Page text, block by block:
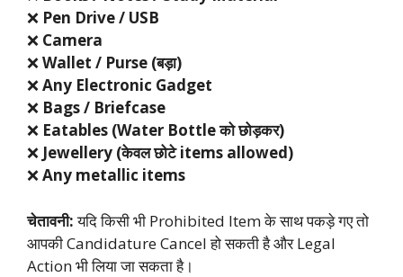
❌ Pen Drive / USB
❌ Camera
❌Wallet / Purse (बड़ा)
❌Any Electronic Gadget
❌ Bags / Briefcase
❌ Eatables (Water Bottle को छोड़कर)
❌ Jewellery (केवल छोटे items allowed)
❌Any metallic items
चेतावनी:यदि किसी भी Prohibited Item के साथ पकड़े गए तो
आपकी Candidature Cancel हो सकती है और Legal
Action भी लिया जा सकता है।